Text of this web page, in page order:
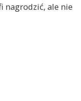
nagrodzić, ale nie